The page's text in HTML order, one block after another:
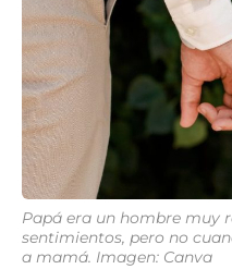
Papá era un hombre muy
sentimientos, pero no
a mamá. Imagen: Canva